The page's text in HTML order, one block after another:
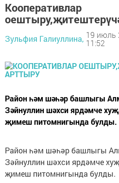
Кооперативлар
Зульфия Галиуллина, 19 июль
11:52
Район һәм шәһәр башлыгы
Зәйнуллин шәхси ярдәмче
җимеш питомнигында булды.
Район һәм шәһәр башлыгы
Зәйнуллин шәхси ярдәмче
җимеш питомнигында булды.